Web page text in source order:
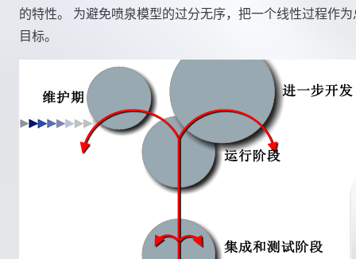
的特性。 为避免喷泉模型的过分无序，把一个线性过程作为
目标。